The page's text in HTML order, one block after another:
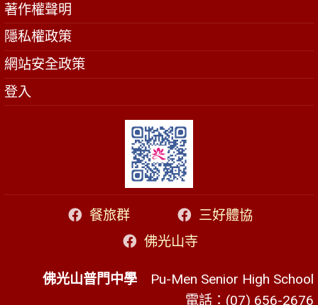
著作權聲明
隱私權政策
網站安全政策
登入
餐旅群
三好體協
佛光山寺
佛光山普門中學 Pu-Men Senior High School
電話：(07) 656-2676